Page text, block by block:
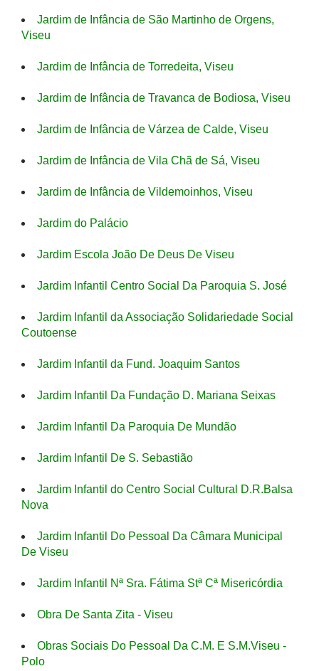
Jardim de Infância de São Martinho de Orgens,
Viseu
Jardim de Infância de Torredeita, Viseu
Jardim de Infância de Travanca de Bodiosa, Viseu
Jardim de Infância de Várzea de Calde, Viseu
Jardim de Infância de Vila Chã de Sá, Viseu
Jardim de Infância de Vildemoinhos, Viseu
Jardim do Palácio
Jardim Escola João De Deus De Viseu
Jardim Infantil Centro Social Da Paroquia S. José
Jardim Infantil da Associação Solidariedade Social
Coutoense
Jardim Infantil da Fund. Joaquim Santos
Jardim Infantil Da Fundação D. Mariana Seixas
Jardim Infantil Da Paroquia De Mundão
Jardim Infantil De S. Sebastião
Jardim Infantil do Centro Social Cultural D.R.Balsa
Nova
Jardim Infantil Do Pessoal Da Câmara Municipal
De Viseu
Jardim Infantil Nª Sra. Fátima Stª Cª Misericórdia
Obra De Santa Zita - Viseu
Obras Sociais Do Pessoal Da C.M. E S.M.Viseu -
Polo